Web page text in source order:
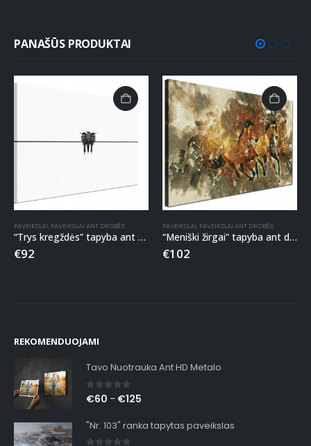
PANAŠŪS PRODUKTAI
PAVEIKSLAI, PAVEIKSLAI ANT DROBĖS
“Trys kregždės” tapyba ant drobės
€92
PAVEIKSLAI, PAVEIKSLAI ANT DROBĖS
“Meniški žirgai” tapyba ant drobės
€102
REKOMENDUOJAMI
Tavo Nuotrauka Ant HD Metalo
0out of 5
€60 – €125
"Nr. 103" ranka tapytas paveikslas